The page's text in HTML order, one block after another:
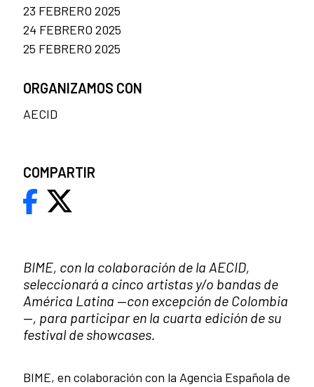
BIME, con la colaboración de la AECID,
seleccionará a cinco artistas y/o bandas de
América Latina —con excepción de Colombia
—, para participar en la cuarta edición de su
festival de showcases.
BIME, en colaboración con la Agencia Española de
23 FEBRERO 2025
24 FEBRERO 2025
25 FEBRERO 2025
ORGANIZAMOS CON
AECID
COMPARTIR